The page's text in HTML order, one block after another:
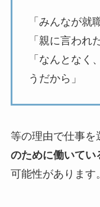
「みんなが就
「親に言われ
「なんとなく
うだから」
等の理由で仕事を
のために働いてい
可能性があります。